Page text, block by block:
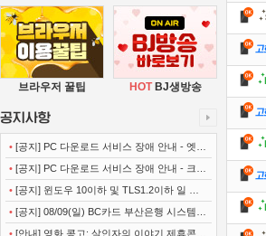
브라우저 꿀팁 HOTBJ생방송
• [공지] PC 다운로드 서비스 장애 안내 - 엣지
(Microsoft Edge)
• [공지] PC 다운로드 서비스 장애 안내 - 크롬
(Chrome)
• [공지] 윈도우 10이하 및 TLS1.2이하 일 경
우 사이트 이용불가 안내
• [공지] 08/09(일) BC카드 부산은행 시스템
정기점검 안내
• [안내] 영화 콩고: 살인자의 이야기 제휴콘텐